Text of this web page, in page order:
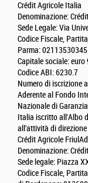
Crédit Agricole Italia
Denominazione:
Sede Legale: Via
Codice Fiscale,
Parma: 02113530345
Capitale sociale: euro
Codice ABI: 6230.7
Numero di iscrizione
Aderente al Fondo
Nazionale di
Italia iscritto all'Albo
all'attività di direzione
Crédit Agricole
Denominazione:
Sede legale: Piazza
Codice Fiscale,